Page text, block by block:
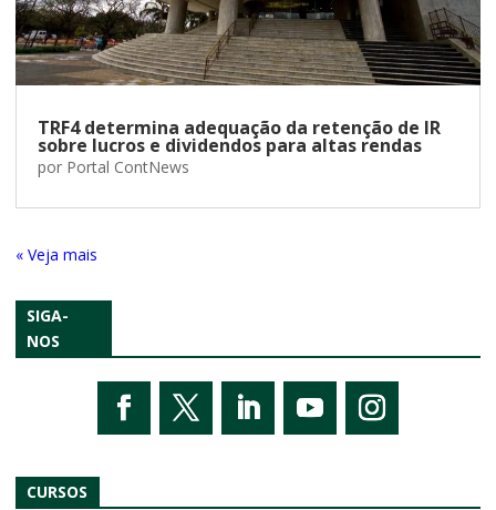
TRF4 determina adequação da retenção de IR
sobre lucros e dividendos para altas rendas
por Portal ContNews
« Entradas Antigas
SIGA-
NOS
CURSOS